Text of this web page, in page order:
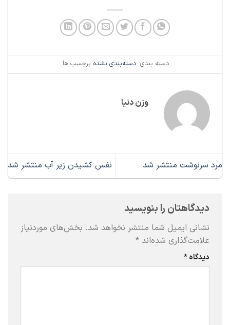
دسته بندی: دسته‌بندی نشده برچسب ها:
وزن دنیا
مرد سرنوشت منتشر شد نفس کشیدن زیر آب منتشر شد
دیدگاهتان را بنویسید
نشانی ایمیل شما منتشر نخواهد شد. بخش‌های موردنیاز
علامت‌گذاری شده‌اند *
دیدگاه*